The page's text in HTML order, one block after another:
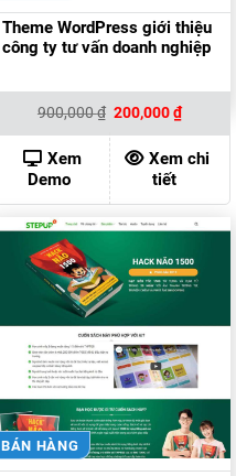
Theme WordPress giới thiệu
công ty tư vấn doanh nghiệp
900,000₫ Giá
là:
900,000 ₫.
200,000₫Giá
hiện
tại
là:
Xem
Demo
Xem chi
tiết
BÁN HÀNG